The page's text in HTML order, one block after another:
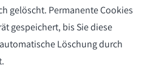
gelöscht. Permanente Cookies
gespeichert, bis Sie diese
Löschung durch